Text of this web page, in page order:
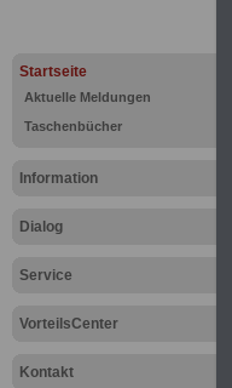
Startseite
Aktuelle Meldungen
Taschenbücher
Information
Dialog
Service
VorteilsCenter
Kontakt